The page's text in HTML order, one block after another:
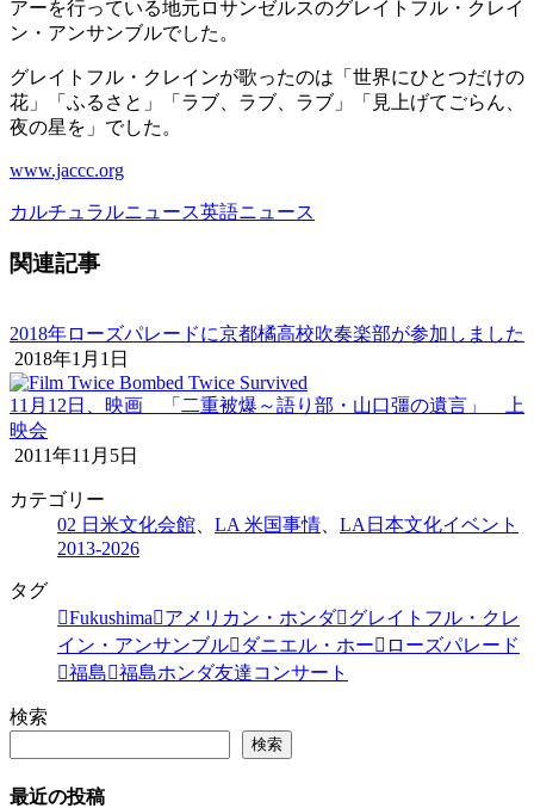
アーを行っている地元ロサンゼルスのグレイトフル・クレイ
ン・アンサンブルでした。
グレイトフル・クレインが歌ったのは「世界にひとつだけの
花」「ふるさと」「ラブ、ラブ、ラブ」「見上げてごらん、
夜の星を」でした。
www.jaccc.org
カルチュラルニュース英語ニュース
関連記事
2018年ローズパレードに京都橘高校吹奏楽部が参加しました
2018年1月1日
11月12日、映画 「二重被爆～語り部・山口彊の遺言」 上
映会
2011年11月5日
カテゴリー
02 日米文化会館
LA 米国事情
LA日本文化イベント
2013-2026
タグ
Fukushima
アメリカン・ホンダ
グレイトフル・クレ
イン・アンサンブル
ダニエル・ホー
ローズパレード
福島
福島ホンダ友達コンサート
検索
検索
最近の投稿